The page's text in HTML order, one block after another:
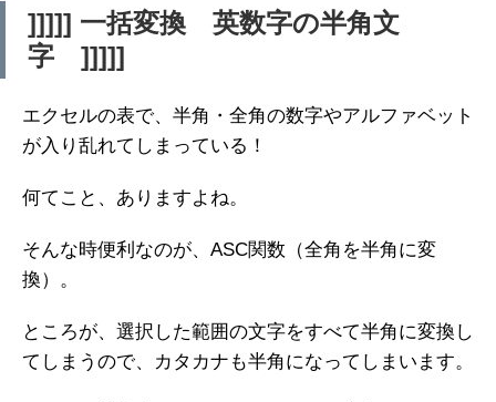
]]]]] 一括変換 英数字の半角文
字 ]]]]]
エクセルの表で、半角・全角の数字やアルファベット
が入り乱れてしまっている！
何てこと、ありますよね。
そんな時便利なのが、ASC関数（全角を半角に変
換）。
ところが、選択した範囲の文字をすべて半角に変換し
てしまうので、カタカナも半角になってしまいます。